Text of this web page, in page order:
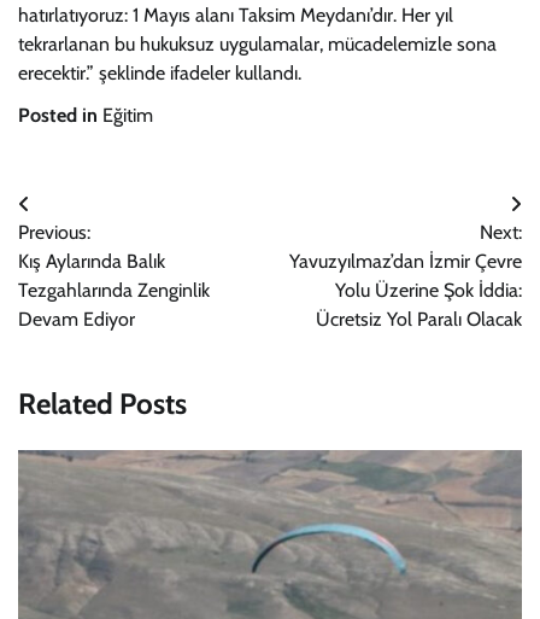
hatırlatıyoruz: 1 Mayıs alanı Taksim Meydanı’dır. Her yıl
tekrarlanan bu hukuksuz uygulamalar, mücadelemizle sona
erecektir.” şeklinde ifadeler kullandı.
Posted in Eğitim
Yazı
gezinmesi
Previous:
Kış Aylarında Balık
Tezgahlarında Zenginlik
Devam Ediyor
Next:
Yavuzyılmaz’dan İzmir Çevre
Yolu Üzerine Şok İddia:
Ücretsiz Yol Paralı Olacak
Related Posts